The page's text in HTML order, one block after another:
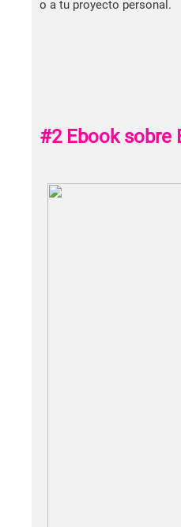
o a tu proyecto personal.
#2 Ebook sobre